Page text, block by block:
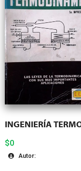
INGENIERÍA
$0
Autor: